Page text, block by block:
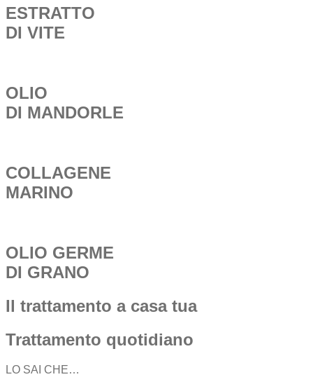
ESTRATTO
DI VITE
OLIO
DI MANDORLE
COLLAGENE
MARINO
OLIO GERME
DI GRANO
Il trattamento a casa tua
Trattamento quotidiano
LO SAI CHE…